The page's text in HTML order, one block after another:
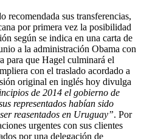
recomendada sus transferencias,
por primera vez la posibilidad
según se indica en una carta de
a la administración Obama con
para que Hagel culminará el
con el traslado acordado a
original en inglés hoy divulga
de 2014 el gobierno de
representados habían sido
reasentados en Uruguay”. Por
urgentes con sus clientes
por una delegación de